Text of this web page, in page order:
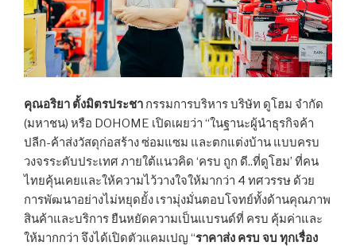
คุณอริยา ตั้งมิตรประชา กรรมการบริหาร บริษัท ดูโฮม จำกัด
(มหาชน) หรือ DOHOME เปิดเผยว่า “ในฐานะผู้นำธุรกิจค้า
ปลีก-ค้าส่งวัสดุก่อสร้าง ซ่อมแซม และตกแต่งบ้าน แบบครบ
วงจรระดับประเทศ ภายใต้แนวคิด ‘ครบ ถูก ดี..ที่ดูโฮม’ ที่คน
ไทยคุ้นเคยและให้ความไว้วางใจให้มากว่า 4 ทศวรรษ ด้วย
การพัฒนาอย่างไม่หยุดยั้ง เรามุ่งมั่นตอบโจทย์ทั้งด้านคุณภาพ
สินค้าและบริการ ยืนหยัดความเป็นแบรนด์ที่ ครบ คุ้มค่าและ
ให้มากกว่า จึงได้เปิดตัวแคมเปญ “ราคาส่ง ครบ จบ ทุกเรื่อง